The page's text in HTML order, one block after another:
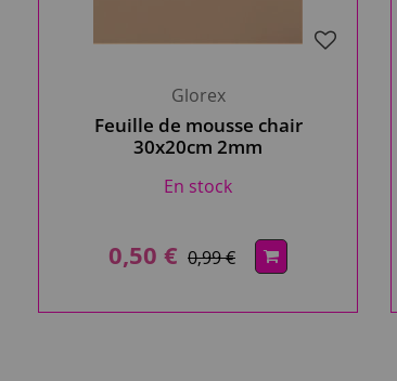
Glorex
Feuille de mousse chair
30x20cm 2mm
En stock
0,50 € 0,99 €